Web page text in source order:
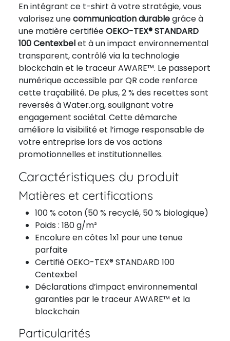
En intégrant ce t-shirt à votre stratégie, vous
valorisez unecommunication durablegrâce à
une matière certifiéeOEKO-TEX® STANDARD
100 Centexbelet à un impact environnemental
transparent, contrôlé via la technologie
blockchain et le traceur AWARE™. Le passeport
numérique accessible par QR code renforce
cette traçabilité. De plus, 2 % des recettes sont
reversés à Water.org, soulignant votre
engagement sociétal. Cette démarche
améliore la visibilité et l’image responsable de
votre entreprise lors de vos actions
promotionnelles et institutionnelles.
Caractéristiques du produit
Matières et certifications
100 % coton (50 % recyclé, 50 % biologique)
Poids : 180 g/m²
Encolure en côtes 1x1 pour une tenue
parfaite
Certifié OEKO-TEX® STANDARD 100
Centexbel
Déclarations d’impact environnemental
garanties par le traceur AWARE™ et la
blockchain
Particularités